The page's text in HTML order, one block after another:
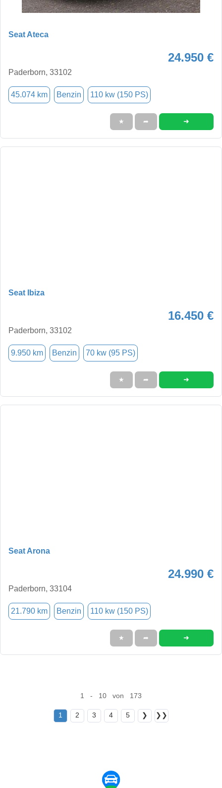
Seat Ateca
24.950 €
Paderborn, 33102
45.074 km Benzin 110 kw (150 PS)
★ ➦ ➜
Seat Ibiza
16.450 €
Paderborn, 33102
9.950 km Benzin 70 kw (95 PS)
★ ➦ ➜
Seat Arona
24.990 €
Paderborn, 33104
21.790 km Benzin 110 kw (150 PS)
★ ➦ ➜
1 - 10 von 173
1 2 3 4 5 ❯ ❯❯